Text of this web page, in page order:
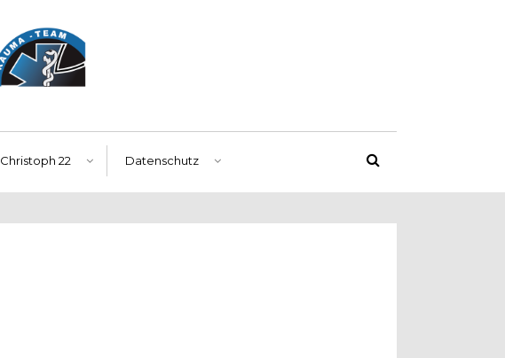
Christoph 22 Datenschutz